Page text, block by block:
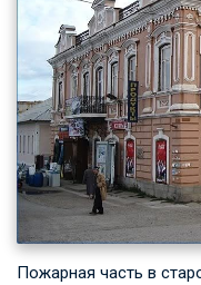
Пожарная часть в